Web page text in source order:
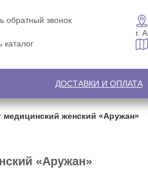
обратный звонок
г.
каталог
ДОСТАВКИ И ОПЛАТА
медицинский женский «Аружан»
«Аружан»